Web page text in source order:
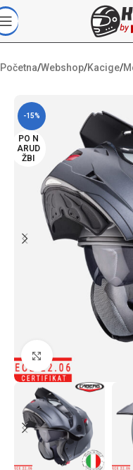
Početna/Webshop/Kacige/
-15%
PO N
ARUD
ŽBI
Klikni da